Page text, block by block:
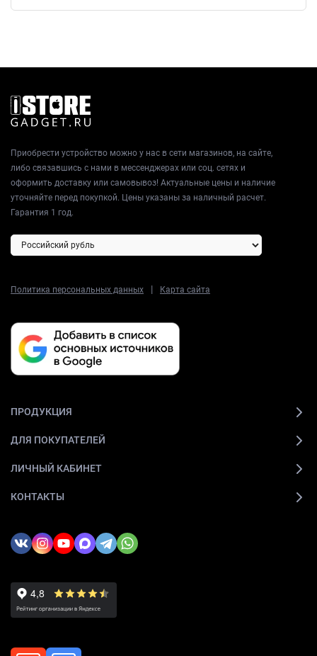
Приобрести устройство можно у нас в сети магазинов, на сайте,
либо связавшись с нами в мессенджерах или соц. сетях и
оформить доставку или самовывоз! Актуальные цены и наличие
уточняйте перед покупкой. Цены указаны за наличный расчет.
Гарантия 1 год.
Политика персональных данных | Карта сайта
ПРОДУКЦИЯ
ДЛЯ ПОКУПАТЕЛЕЙ
ЛИЧНЫЙ КАБИНЕТ
КОНТАКТЫ